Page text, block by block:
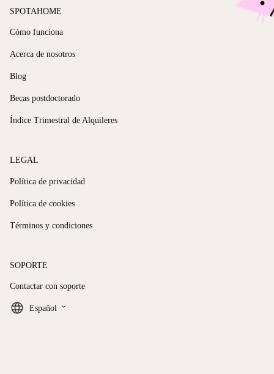
SPOTAHOME
Cómo funciona
Acerca de nosotros
Blog
Becas postdoctorado
Índice Trimestral de Alquileres
LEGAL
Política de privacidad
Política de cookies
Términos y condiciones
SOPORTE
Contactar con soporte
Español keyboard_arrow_down